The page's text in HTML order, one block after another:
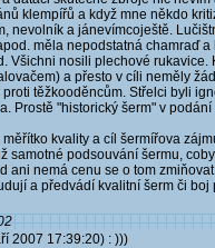
klempířů a když mne někdo
nevolník a jánevímcoještě.
měla nepodstatná chamraď
Všichni nosili plechové
a přesto v cíli neměly
těžkooděncům. Střelci byli
Prostě "historický šerm" v
kvality a cíl šermířova
samotné podsouvání šermu,
ani nemá cenu se o tom
a předvádí kvalitní šerm či
2007 17:39:20) : )))